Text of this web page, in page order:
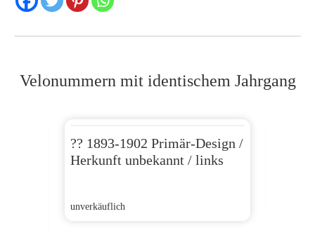
Velonummern mit identischem Jahrgang
?? 1893-1902 Primär-Design /
Herkunft unbekannt / links
unverkäuflich